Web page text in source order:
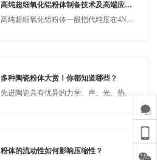
高纯超细氧化铝粉体制备技术及高端应用领域
高纯超细氧化铝粉体一般指代纯度在4N（99.99%）及以上、颗粒直径（D50）≤1.0µm的氧化铝粉体。氧化铝粉体超细微化后，其表面电子结构和晶体结构都发生了变化，产生了宏观物体所不具有的表面效应、小尺寸效应、量子效应和宏观量子隧道效应、集成电路芯片、航空光源器件等方面得到了广泛的应用。大规模工业生产的高纯超细氧化铝粉体多出自美、日、欧等国大型国际企业。目前，日本已形成以住友化学工业公司、昭和电工公司、昭和轻金属、新日本化学工业、日本轻金属公司、日立化学、大明化学等为核心的高端氧化铝粉体生产企业和以三菱、索尼、松下等为核心的下游应用企业。
多种陶瓷粉体大赏！你都知道哪些？
粉体的流动性如何影响压缩性？